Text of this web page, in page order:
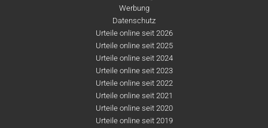
Werbung
Datenschutz
Urteile online seit 2026
Urteile online seit 2025
Urteile online seit 2024
Urteile online seit 2023
Urteile online seit 2022
Urteile online seit 2021
Urteile online seit 2020
Urteile online seit 2019